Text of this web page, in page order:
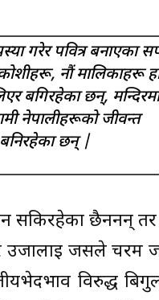
गरेर पवित्र बनाएका
नौं मालिकाहरू
बगिरहेका छन्, मन्दिरमा
नेपालीहरूको जीवन्त
बनिरहेका छन् |
सकिरहेका छैननन् तर
उर्जालाई जसले चरम
विरुद्ध